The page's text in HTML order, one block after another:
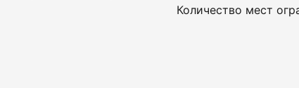
Количество мест